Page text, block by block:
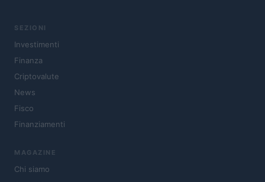
SEZIONI
Investimenti
Finanza
Criptovalute
News
Fisco
Finanziamenti
MAGAZINE
Chi siamo